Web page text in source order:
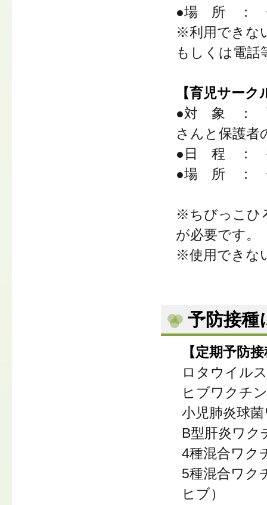
●場 所 ： 保
※利用できな
もしくは電話
【育児サーク
●対 象 ： 育
さんと保護者
●日 程 ： 毎
●場 所 ： 保
※ちびっこひ
が必要です。
※使用できな
予防接種
【定期予防
ロタウイル
ヒブワクチン
小児肺炎球
B型肝炎ワク
4種混合ワク
5種混合ワク
ヒブ）